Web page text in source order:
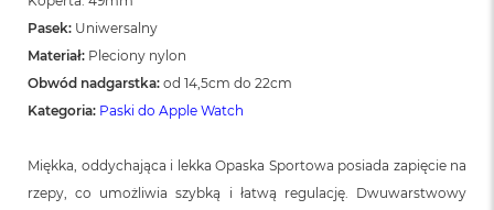
Pasek: Uniwersalny
Materiał: Pleciony nylon
Obwód nadgarstka: od 14,5cm do 22cm
Kategoria: Paski do Apple Watch
Miękka, oddychająca i lekka Opaska Sportowa posiada zapięcie na
rzepy, co umożliwia szybką i łatwą regulację. Dwuwarstwowy